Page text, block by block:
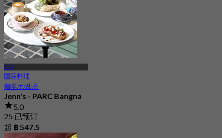
邦纳
国际料理
咖啡厅/甜品
Jenn's - PARC Bangna
5.0
25 已预订
起 ฿ 547.5